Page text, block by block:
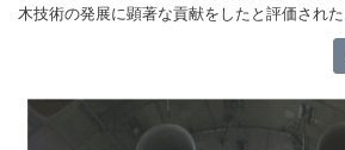
木技術の発展に顕著な貢献をしたと評価された